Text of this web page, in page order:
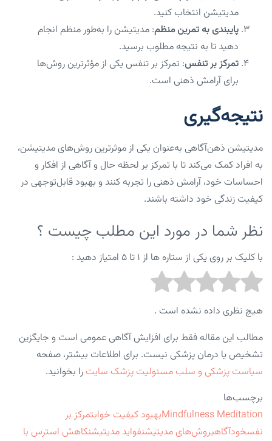
مدیتیشن انتخاب کنید.
پایبندی به تمرین منظم: مدیتیشن را به‌طور منظم انجام
دهید تا به نتیجه مطلوب برسید.
تمرکز بر تنفس: تمرکز بر تنفس یکی از مؤثرترین روش‌ها
برای آرامش ذهنی است.
نتیجه‌گیری
مدیتیشن ذهن‌آگاهی به‌عنوان یکی از موثرترین روش‌های مدیتیشن،
به افراد کمک می‌کند تا با تمرکز بر لحظه حال و آگاهی از افکار و
احساسات خود، آرامش ذهنی را تجربه کنند و بهبود قابل‌توجهی در
کیفیت زندگی خود داشته باشند.
نظر شما در مورد این مطلب چیست ؟
با کلیک بر روی یکی از ستاره ها از ۱ تا ۵ امتیاز دهید :
هیچ نظری داده نشده است .
مطالب این مقاله فقط برای افزایش آگاهی عمومی است و جایگزین
تشخیص یا درمان پزشکی نیست. برای اطلاعات بیشتر، صفحه
سیاست پزشکی و سلب مسئولیت پزشک سایت را بخوانید.
برچسب‌ها
Mindfulness Meditationبهبود کیفیت خوابتمرکز بر
نفسخودآگاهیروش‌های مدیتیشنفواید مدیتیشنکاهش استرس با